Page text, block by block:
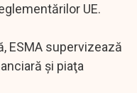
UE.
ESMA supervizează
şi piaţa